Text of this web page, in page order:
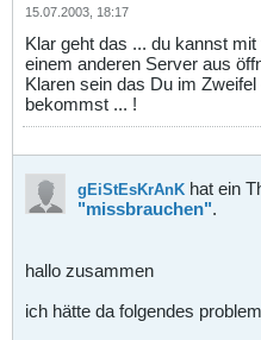
15.07.2003, 18:17
Klar geht das ... du kannst
einem anderen Server aus
Klaren sein das Du im
bekommst ... !
gEiStEsKrAnK hat ein
"missbrauchen".
hallo zusammen
ich hätte da folgendes problem